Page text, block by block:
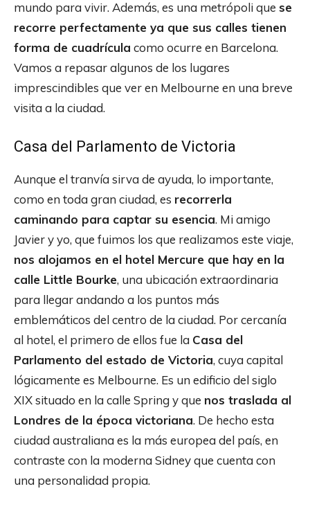
mundo para vivir. Además, es una metrópoli que se
recorre perfectamente ya que sus calles tienen
forma de cuadrícula como ocurre en Barcelona.
Vamos a repasar algunos de los lugares
imprescindibles que ver en Melbourne en una breve
visita a la ciudad.
Casa del Parlamento de Victoria
Aunque el tranvía sirva de ayuda, lo importante,
como en toda gran ciudad, es recorrerla
caminando para captar su esencia. Mi amigo
Javier y yo, que fuimos los que realizamos este viaje,
nos alojamos en el hotel Mercure que hay en la
calle Little Bourke, una ubicación extraordinaria
para llegar andando a los puntos más
emblemáticos del centro de la ciudad. Por cercanía
al hotel, el primero de ellos fue la Casa del
Parlamento del estado de Victoria, cuya capital
lógicamente es Melbourne. Es un edificio del siglo
XIX situado en la calle Spring y que nos traslada al
Londres de la época victoriana. De hecho esta
ciudad australiana es la más europea del país, en
contraste con la moderna Sidney que cuenta con
una personalidad propia.